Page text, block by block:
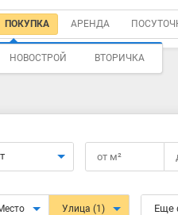
ПОКУПКА
НОВОСТРОЙ ВТОРИЧКА
АРЕНДА
от м²
Улица (1) Еще